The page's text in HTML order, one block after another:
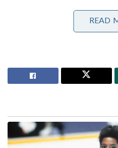
പാർട്ടിക്ക് വേണ്ടി
ജയിലിൽ അടയ്ക്കപ്പെട്ടത്,
നിന്ന് കുത്തരുത്;
; യു.പി.ഐ
കേന്ദ്രസർക്കാർ
2022-ൽ യുവതിയെ ബറ്റ്‌ല
വിളിച്ചുവരുത്തുകയും
ചേർന്ന്
READ